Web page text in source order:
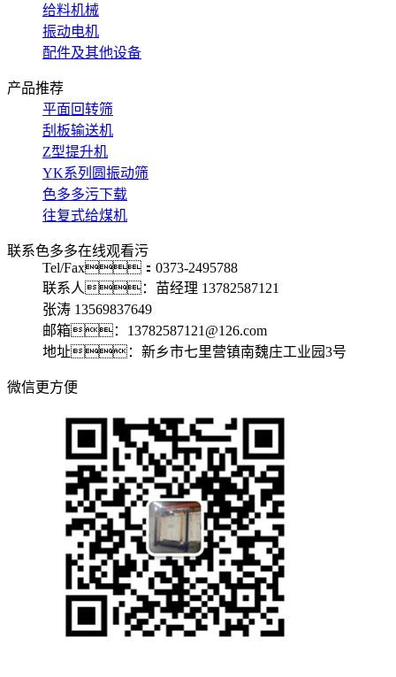
给料机械
振动电机
配件及其他设备
产品推荐
平面回转筛
刮板输送机
Z型提升机
YK系列圆振动筛
色多多污下载
往复式给煤机
联系色多多在线观看污
Tel/Fax：0373-2495788
联系人：苗经理 13782587121
张涛 13569837649
邮箱：13782587121@126.com
地址：新乡市七里营镇南魏庄工业园3号
微信更方便